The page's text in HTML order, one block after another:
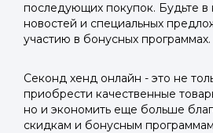
последующих покупок. Будьте в
новостей и специальных
участию в бонусных программах.
Секонд хенд онлайн - это не
приобрести качественные
но и экономить еще больше
скидкам и бонусным